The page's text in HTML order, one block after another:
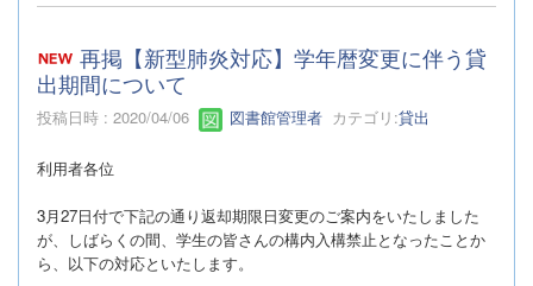
再掲【新型肺炎対応】学年暦変更に伴う貸
出期間について
投稿日時 : 2020/04/06 図書館管理者 カテゴリ:貸出
利用者各位
3月27日付で下記の通り返却期限日変更のご案内をいたしました
が、しばらくの間、学生の皆さんの構内入構禁止となったことか
ら、以下の対応といたします。